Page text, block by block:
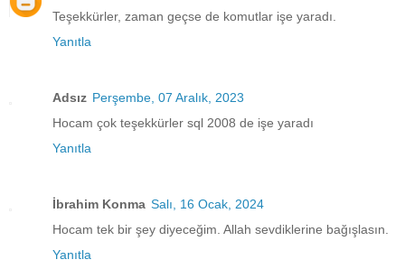
Teşekkürler, zaman geçse de komutlar işe yaradı.
Yanıtla
Adsız Perşembe, 07 Aralık, 2023
Hocam çok teşekkürler sql 2008 de işe yaradı
Yanıtla
İbrahim Konma Salı, 16 Ocak, 2024
Hocam tek bir şey diyeceğim. Allah sevdiklerine bağışlasın.
Yanıtla